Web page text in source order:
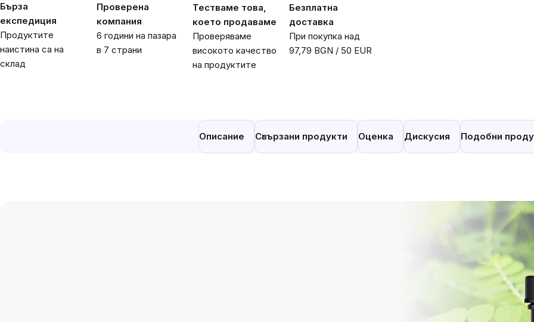
Бърза
експедиция
Продуктите
наистина са на
склад
Проверена
компания
6 години на пазара
в 7 страни
Тестваме това,
което продаваме
Проверяваме
високото качество
на продуктите
Безплатна
доставка
При покупка над
97,79 BGN / 50 EUR
Описание Свързани продукти Оценка Дискусия Подобни